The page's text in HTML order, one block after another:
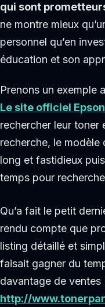
qui sont
ne montre mieux
personnel qu’en
éducation et son
Prenons un exemple
Le site officiel Epson
rechercher leur toner
recherche, le modèle
long et fastidieux
temps pour
Qu’a fait le petit
rendu compte que
listing détaillé et
faisait gagner du
davantage de ventes
http://